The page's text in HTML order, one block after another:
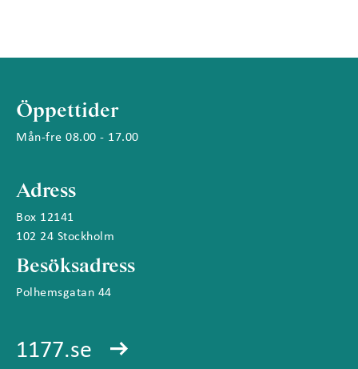
Öppettider
Mån-fre 08.00 - 17.00
Adress
Box 12141
102 24 Stockholm
Besöksadress
Polhemsgatan 44
1177.se